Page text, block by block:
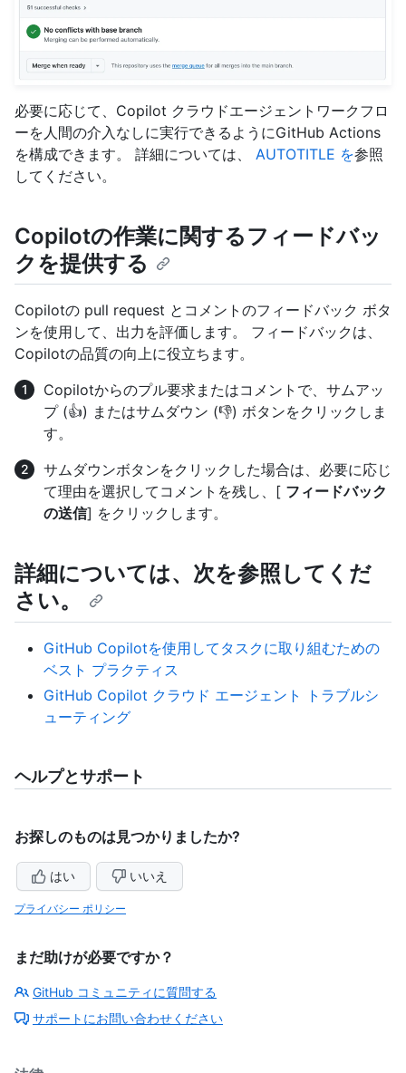
必要に応じて、Copilot クラウドエージェントワークフロ
ーを人間の介入なしに実行できるようにGitHub Actions
を構成できます。 詳細については、 AUTOTITLE を参照
してください。
Copilotの作業に関するフィードバッ
クを提供する
Copilotの pull request とコメントのフィードバック ボタ
ンを使用して、出力を評価します。 フィードバックは、
Copilotの品質の向上に役立ちます。
Copilotからのプル要求またはコメントで、サムアッ
プ (👍) またはサムダウン (👎) ボタンをクリックしま
す。
サムダウンボタンをクリックした場合は、必要に応じ
て理由を選択してコメントを残し、[ フィードバック
の送信] をクリックします。
詳細については、次を参照してくだ
さい。
GitHub Copilotを使用してタスクに取り組むための
ベスト プラクティス
GitHub Copilot クラウド エージェント トラブルシ
ューティング
ヘルプとサポート
お探しのものは見つかりましたか?
はい いいえ
プライバシー ポリシー
まだ助けが必要ですか？
GitHub コミュニティに質問する
サポートにお問い合わせください